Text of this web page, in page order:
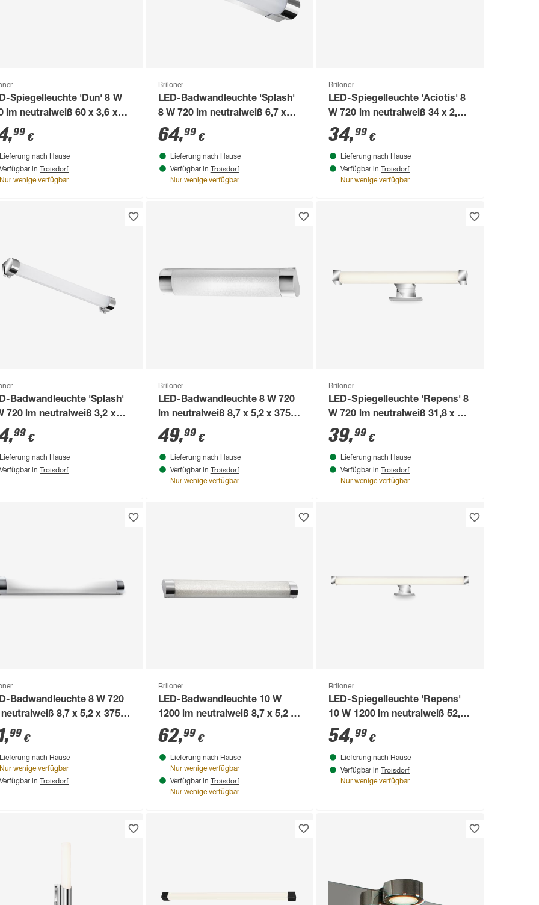
Spiegelleuchte 'Dun' 8 W
lm neutralweiß 60 x 3,6 x
cm
,99 €
Lieferung nach Hause
Verfügbar in Troisdorf
Nur wenige verfügbar
Briloner
LED-Badwandleuchte 'Splash'
8 W 720 lm neutralweiß 6,7 x
5,4 x 352 cm
64,99€
Lieferung nach Hause
Verfügbar in Troisdorf
Nur wenige verfügbar
Briloner
LED-Spiegelleuchte 'Aciotis' 8
W 720 lm neutralweiß 34 x 2,8 x
6,7 cm
34,99 €
Lieferung nach Hause
Verfügbar in Troisdorf
Nur wenige verfügbar
Badwandleuchte 'Splash'
720 lm neutralweiß 3,2 x
x 332 cm
,99 €
Lieferung nach Hause
Verfügbar in Troisdorf
Briloner
LED-Badwandleuchte 8 W 720
lm neutralweiß 8,7 x 5,2 x 375
cm
49,99€
Lieferung nach Hause
Verfügbar in Troisdorf
Nur wenige verfügbar
Briloner
LED-Spiegelleuchte 'Repens' 8
W 720 lm neutralweiß 31,8 x 4 x
10,3 cm
39,99 €
Lieferung nach Hause
Verfügbar in Troisdorf
Nur wenige verfügbar
Badwandleuchte 8 W 720
8,7 x 5,2 x 375
,99 €
Lieferung nach Hause
Nur wenige verfügbar
Verfügbar in Troisdorf
Briloner
LED-Badwandleuchte 10 W
1200 lm neutralweiß 8,7 x 5,2 x
615 cm
62,99€
Lieferung nach Hause
Nur wenige verfügbar
Verfügbar in Troisdorf
Nur wenige verfügbar
Briloner
LED-Spiegelleuchte 'Repens'
10 W 1200 lm neutralweiß 52,5
x 4 x 10,3 cm
54,99 €
Lieferung nach Hause
Verfügbar in Troisdorf
Nur wenige verfügbar